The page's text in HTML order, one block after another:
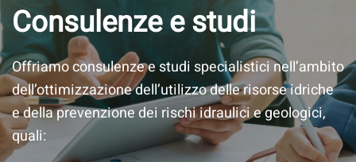
Consulenze e studi
Offriamo consulenze e studi specialistici nell’ambito
dell’ottimizzazione dell’utilizzo delle risorse idriche
e della prevenzione dei rischi idraulici e geologici,
quali: